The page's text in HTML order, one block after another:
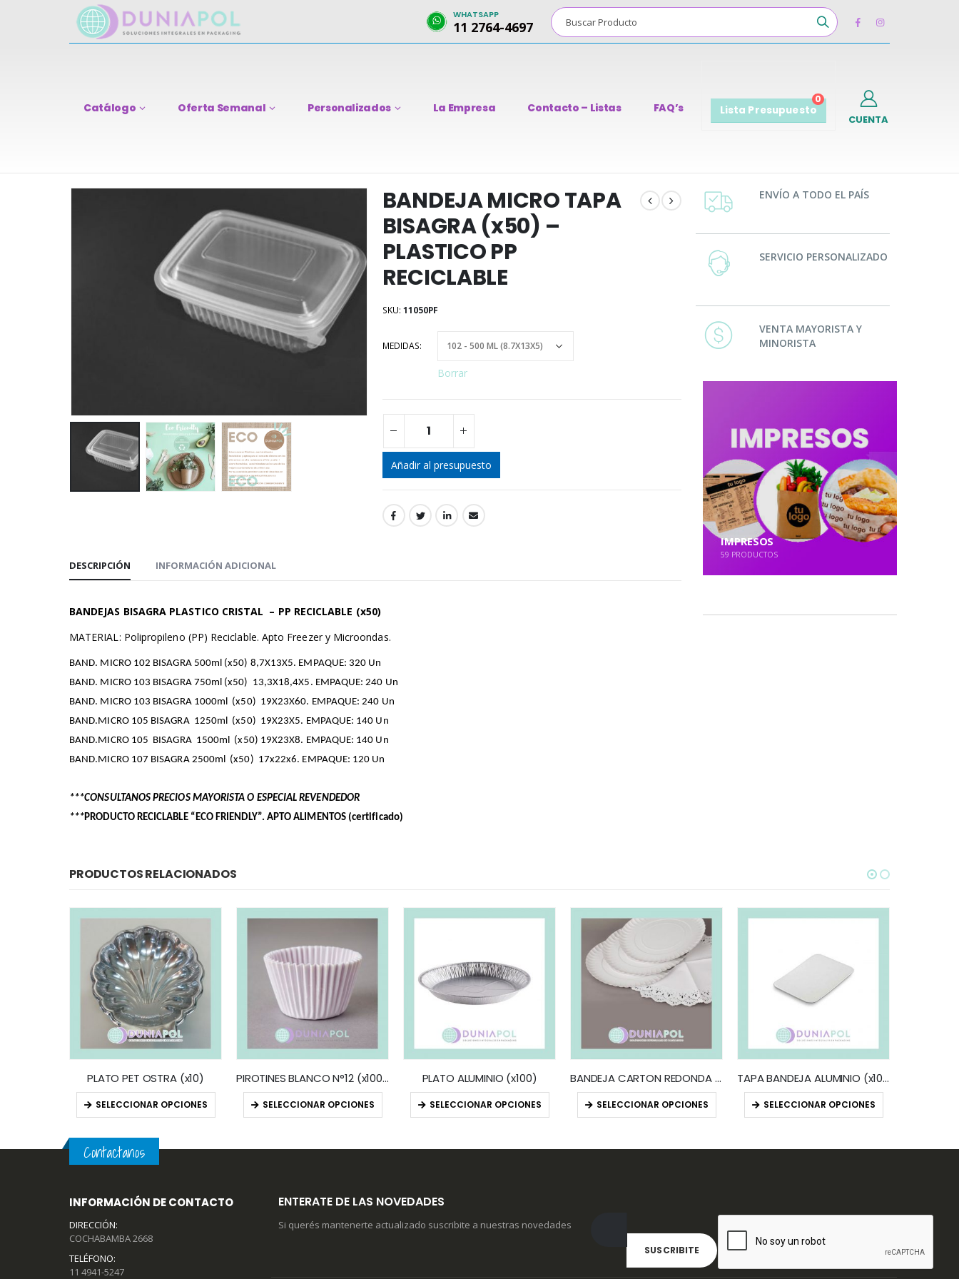
WHATSAPP
11 2764-4697
Catálogo Oferta Semanal Personalizados La Empresa Contacto – Listas FAQ’s
0
Lista Presupuesto
CUENTA
BANDEJA MICRO TAPA
BISAGRA (x50) –
PLASTICO PP
RECICLABLE
SKU: 11050PF
MEDIDAS
Borrar
Añadir al presupuesto
DESCRIPCIÓN INFORMACIÓN ADICIONAL
BANDEJAS BISAGRA PLASTICO CRISTAL – PP RECICLABLE (x50)
MATERIAL: Polipropileno (PP) Reciclable. Apto Freezer y Microondas.
BAND. MICRO 102 BISAGRA 500ml (x50) 8,7X13X5. EMPAQUE: 320 Un
BAND. MICRO 103 BISAGRA 750ml (x50) 13,3X18,4X5. EMPAQUE: 240 Un
BAND. MICRO 103 BISAGRA 1000ml (x50) 19X23X60. EMPAQUE: 240 Un
BAND.MICRO 105 BISAGRA 1250ml (x50) 19X23X5. EMPAQUE: 140 Un
BAND.MICRO 105 BISAGRA 1500ml (x50) 19X23X8. EMPAQUE: 140 Un
BAND.MICRO 107 BISAGRA 2500ml (x50) 17x22x6. EMPAQUE: 120 Un
***CONSULTANOS PRECIOS MAYORISTA O ESPECIAL REVENDEDOR
***PRODUCTO RECICLABLE “ECO FRIENDLY”. APTO ALIMENTOS (certificado)
ENVÍO A TODO EL PAÍS
SERVICIO PERSONALIZADO
VENTA MAYORISTA Y
MINORISTA
IMPRESOS
59 PRODUCTOS
PRODUCTOS RELACIONADOS
PLATO PET OSTRA (x10)
SELECCIONAR OPCIONES
PIROTINES BLANCO N°12 (x1000)
SELECCIONAR OPCIONES
PLATO ALUMINIO (x100)
SELECCIONAR OPCIONES
BANDEJA CARTON REDONDA (x100)
SELECCIONAR OPCIONES
TAPA BANDEJA ALUMINIO (x100)
SELECCIONAR OPCIONES
Contactanos
INFORMACIÓN DE CONTACTO
DIRECCIÓN:
COCHABAMBA 2668
TELÉFONO:
11 4941-5247
ENTERATE DE LAS NOVEDADES
Si querés mantenerte actualizado suscribite a nuestras novedades